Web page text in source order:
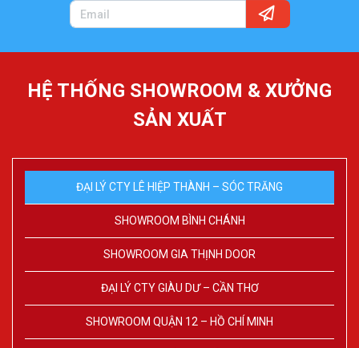
HỆ THỐNG SHOWROOM & XƯỞNG
SẢN XUẤT
ĐẠI LÝ CTY LÊ HIỆP THÀNH – SÓC TRĂNG
SHOWROOM BÌNH CHÁNH
SHOWROOM GIA THỊNH DOOR
ĐẠI LÝ CTY GIÀU DƯ – CẦN THƠ
SHOWROOM QUẬN 12 – HỒ CHÍ MINH